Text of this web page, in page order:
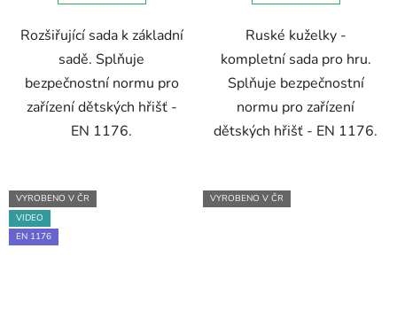
Rozšiřující sada k základní
sadě. Splňuje
bezpečnostní normu pro
zařízení dětských hřišť -
EN 1176.
hvězdiček.
Ruské kuželky -
kompletní sada pro hru.
Splňuje bezpečnostní
normu pro zařízení
dětských hřišť - EN 1176.
VYROBENO V ČR
VIDEO
EN 1176
VYROBENO V ČR